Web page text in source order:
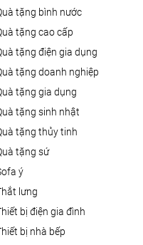
quà tặng bình nước
quà tặng cao cấp
quà tặng điện gia dụng
quà tặng doanh nghiệp
quà tặng gia dụng
quà tặng sinh nhật
quà tặng thủy tinh
quà tặng sứ
sofa ý
thắt lưng
thiết bị điện gia đình
thiết bị nhà bếp